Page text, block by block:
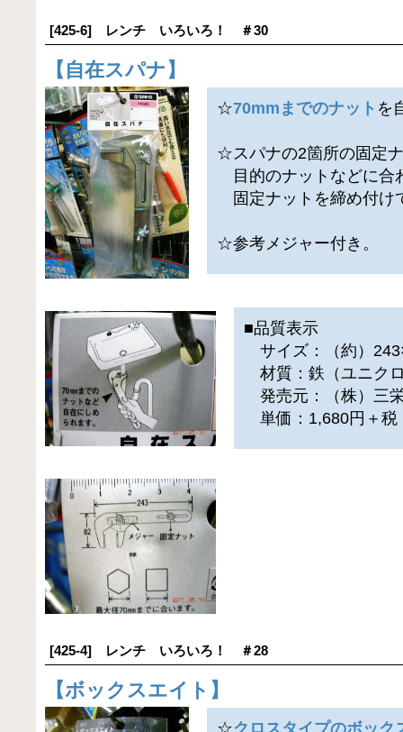
[425-6] レンチ いろいろ！ ＃30
【 自在スパナ 】
☆70mmまでのナット を
☆スパナの2箇所の固定
目的のナットなどに合
固定ナットを締め付け
☆参考メジャー付き。
■品質表示
サイズ：（約）
材質：鉄（ユニク
発売元：（株）三
単価：1,680円＋税
[425-4] レンチ いろいろ！ ＃28
【ボックスエイト 】
☆クロスタイプのボック